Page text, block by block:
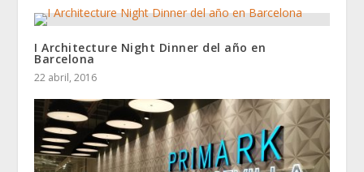
I Architecture Night Dinner del año en
Barcelona
22 abril, 2016